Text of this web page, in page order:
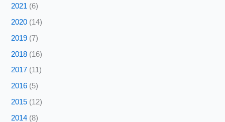
2021 (6)
2020 (14)
2019 (7)
2018 (16)
2017 (11)
2016 (5)
2015 (12)
2014 (8)